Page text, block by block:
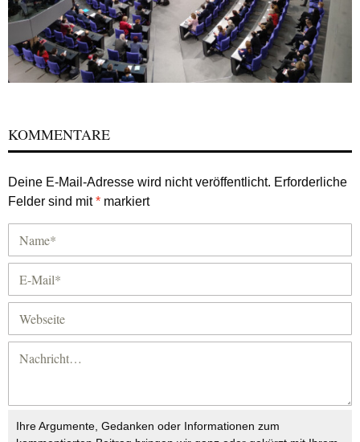
KOMMENTARE
Deine E-Mail-Adresse wird nicht veröffentlicht. Erforderliche
Felder sind mit* markiert
Ihre Argumente, Gedanken oder Informationen zum